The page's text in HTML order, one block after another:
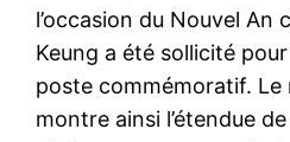
l’occasion du Nouvel An
Keung a été sollicité
poste commémoratif. Le
montre ainsi l’étendue